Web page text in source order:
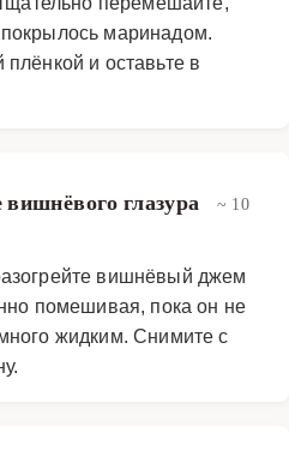
маринадом.
и оставьте в
глазура
~ 10
вишнёвый джем
помешивая, пока он не
жидким. Снимите с